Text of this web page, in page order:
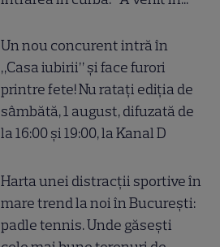
Un nou concurent intră în
„Casa iubirii” și face furori
printre fete! Nu ratați ediția de
sâmbătă, 1 august, difuzată de
la 16:00 și 19:00, la Kanal D
Harta unei distracții sportive în
mare trend la noi în București:
padle tennis. Unde găsești